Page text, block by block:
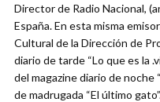
Director de Radio Nacional,
España. En esta misma
Cultural de la Dirección de
diario de tarde “Lo que es la
del magazine diario de noche
de madrugada “El último